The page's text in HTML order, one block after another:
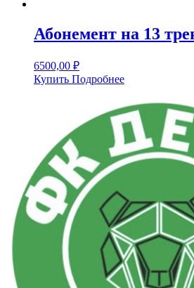
Абонемент на 13
6500,00 ₽
Купить Подробнее